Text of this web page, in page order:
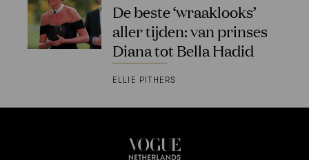
De beste ‘wraaklooks’
aller tijden: van prinses
Diana tot Bella Hadid
ELLIE PITHERS